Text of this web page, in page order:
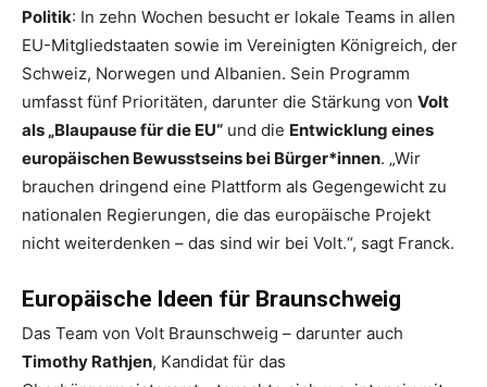
Politik: In zehn Wochen besucht er lokale Teams in allen
EU-Mitgliedstaaten sowie im Vereinigten Königreich, der
Schweiz, Norwegen und Albanien. Sein Programm
umfasst fünf Prioritäten, darunter die Stärkung von Volt
als „Blaupause für die EU“ und die Entwicklung eines
europäischen Bewusstseins bei Bürger*innen. „Wir
brauchen dringend eine Plattform als Gegengewicht zu
nationalen Regierungen, die das europäische Projekt
nicht weiterdenken – das sind wir bei Volt.“, sagt Franck.
Europäische Ideen für Braunschweig
Das Team von Volt Braunschweig – darunter auch
Timothy Rathjen, Kandidat für das